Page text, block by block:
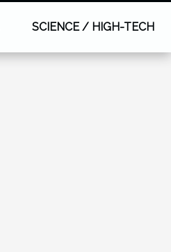
SCIENCE / HIGH-TECH